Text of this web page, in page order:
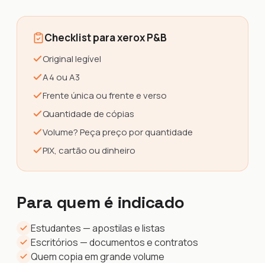
Checklist para xerox P&B
Original legível
A4 ou A3
Frente única ou frente e verso
Quantidade de cópias
Volume? Peça preço por quantidade
PIX, cartão ou dinheiro
Para quem é indicado
Estudantes — apostilas e listas
Escritórios — documentos e contratos
Quem copia em grande volume